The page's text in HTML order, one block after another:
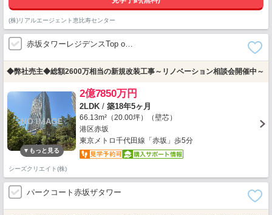
(株)リアルエージェント恵比寿センター
赤坂タワーレジデンスTop o…
◆弊社売主◆総額2600万相当の新規改装工事～リノベーション相談会開催中～
2億7850万円
2LDK / 築18年5ヶ月
66.13m²（20.00坪）（壁芯）
港区赤坂
東京メトロ千代田線「赤坂」歩5分
シーズクリエイト(株)
パークコート赤坂ザタワー